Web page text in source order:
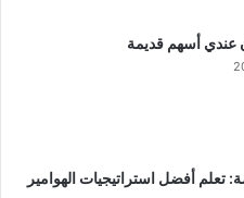
أسهم قديمة
تعلم أفضل استراتيجيات الهوامير